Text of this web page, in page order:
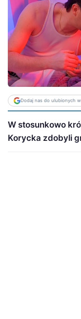
Dodaj nas do ulubionych
W stosunkowo
Korycka zdobyli